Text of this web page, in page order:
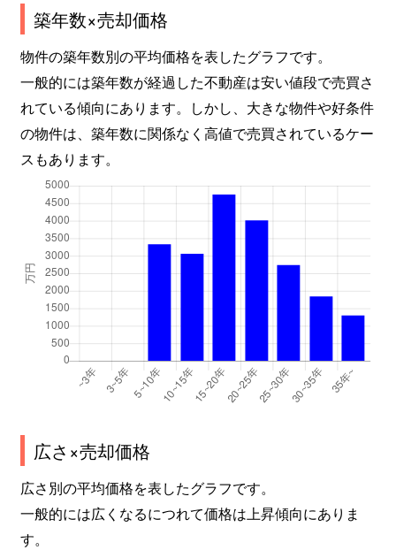
築年数×売却価格
物件の築年数別の平均価格を表したグラフです。
一般的には築年数が経過した不動産は安い値段で売買さ
れている傾向にあります。しかし、大きな物件や好条件
の物件は、築年数に関係なく高値で売買されているケー
スもあります。
広さ×売却価格
広さ別の平均価格を表したグラフです。
一般的には広くなるにつれて価格は上昇傾向にありま
す。